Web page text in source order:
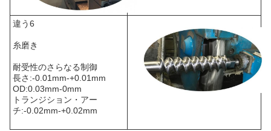
違う6
糸磨き
耐受性のさらなる制御
長さ:-0.01mm-+0.01mm
OD:0.03mm-0mm
トランジション・アー
チ:-0.02mm-+0.02mm